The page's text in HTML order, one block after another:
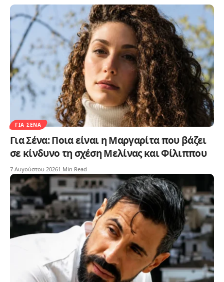
ΓΙΑ ΣΈΝΑ
Για Σένα: Ποια είναι η Μαργαρίτα που βάζει
σε κίνδυνο τη σχέση Μελίνας και Φίλιππου
7 Αυγούστου 20261 Min Read